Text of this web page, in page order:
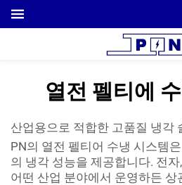
열전 펠티에
산업용으로 적합한 고품질 냉각
PN의 열전 펠티어 수냉 시스템
의 냉각 성능을 제공합니다. 전
어떤 산업 분야에서 운영하든 상